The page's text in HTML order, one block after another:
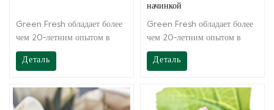
Green Fresh обладает более
чем 20-летним опытом в
области технологий. Помимо
предоставления
продукции, Greenfresh
Group также обеспечивает
Деталь
начинкой
Green Fresh обладает более
чем 20-летним опытом в
области технологий. Помимо
предоставления
продукции, Greenfresh
Group также обеспечивает
Деталь